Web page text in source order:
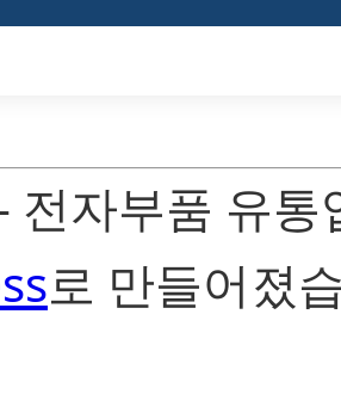
전자부품 유
로 만들어졌